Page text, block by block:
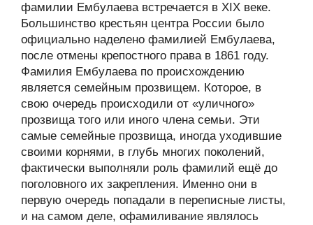
фамилии Ембулаева встречается в XIX веке.
Большинство крестьян центра России было
официально наделено фамилией Ембулаева,
после отмены крепостного права в 1861 году.
Фамилия Ембулаева по происхождению
является семейным прозвищем. Которое, в
свою очередь происходили от «уличного»
прозвища того или иного члена семьи. Эти
самые семейные прозвища, иногда уходившие
своими корнями, в глубь многих поколений,
фактически выполняли роль фамилий ещё до
поголовного их закрепления. Именно они в
первую очередь попадали в переписные листы,
и на самом деле, офамиливание являлось